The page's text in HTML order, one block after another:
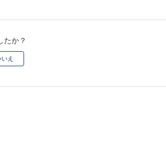
たか？